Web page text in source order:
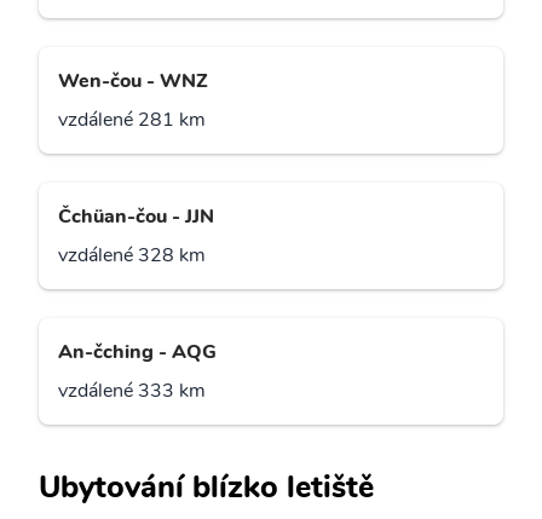
Wen-čou - WNZ
vzdálené 281 km
Čchüan-čou - JJN
vzdálené 328 km
An-čching - AQG
vzdálené 333 km
Ubytování blízko letiště